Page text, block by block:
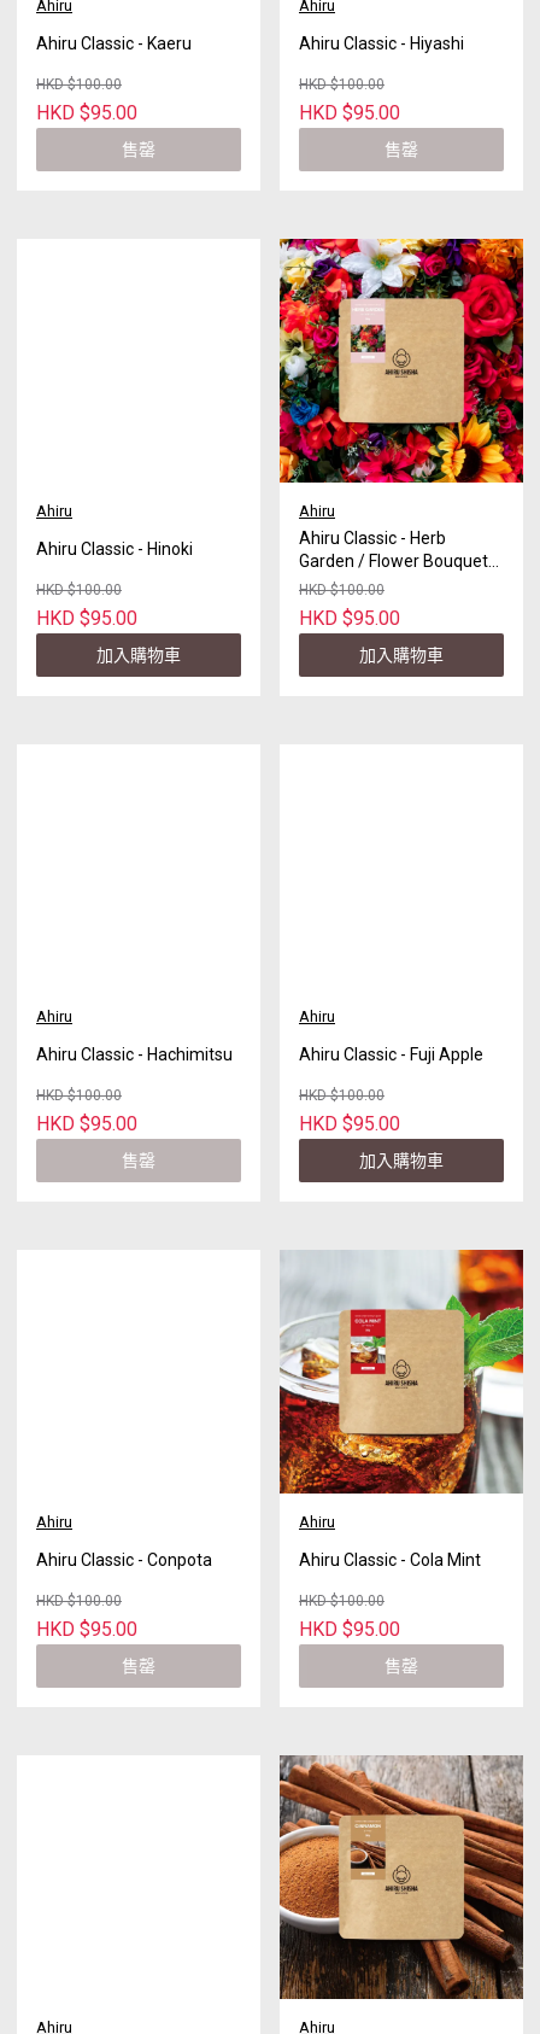
Ahiru
Ahiru Classic - Kaeru
HKD $100.00
HKD $95.00
售罄
Ahiru
Ahiru Classic - Hiyashi
HKD $100.00
HKD $95.00
售罄
Ahiru
Ahiru Classic - Hinoki
HKD $100.00
HKD $95.00
加入購物車
Ahiru
Ahiru Classic - Herb
Garden / Flower Bouquet
Mix
HKD $100.00
HKD $95.00
加入購物車
Ahiru
Ahiru Classic - Hachimitsu
HKD $100.00
HKD $95.00
售罄
Ahiru
Ahiru Classic - Fuji Apple
HKD $100.00
HKD $95.00
加入購物車
Ahiru
Ahiru Classic - Conpota
HKD $100.00
HKD $95.00
售罄
Ahiru
Ahiru Classic - Cola Mint
HKD $100.00
HKD $95.00
售罄
Ahiru Ahiru